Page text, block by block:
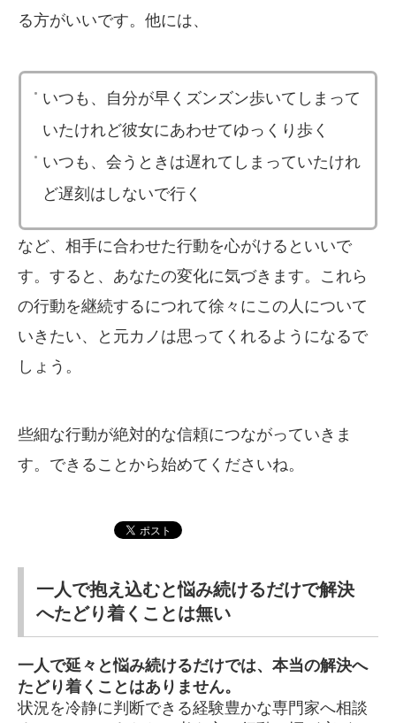
る方がいいです。他には、
いつも、自分が早くズンズン歩いてしまって
いたけれど彼女にあわせてゆっくり歩く
いつも、会うときは遅れてしまっていたけれ
ど遅刻はしないで行く
など、相手に合わせた行動を心がけるといいで
す。すると、あなたの変化に気づきます。これら
の行動を継続するにつれて徐々にこの人について
いきたい、と元カノは思ってくれるようになるで
しょう。
些細な行動が絶対的な信頼につながっていきま
す。できることから始めてくださいね。
一人で抱え込むと悩み続けるだけで解決
へたどり着くことは無い
一人で延々と悩み続けるだけでは、本当の解決へ
たどり着くことはありません。
状況を冷静に判断できる経験豊かな専門家へ相談